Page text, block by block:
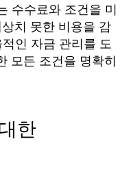
수수료와 조건을 미
치 못한 비용을 감
인 자금 관리를 도
모든 조건을 명확히
한